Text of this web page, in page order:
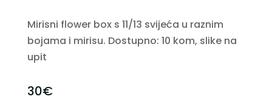
Mirisni flower box s 11/13 svijeća u raznim
bojama i mirisu. Dostupno: 10 kom, slike na
upit
30€